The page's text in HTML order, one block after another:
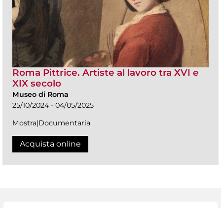
Roma Pittrice. Artiste al lavoro tra XVI e
XIX secolo
Museo di Roma
25/10/2024 - 04/05/2025
Mostra|Documentaria
Acquista online